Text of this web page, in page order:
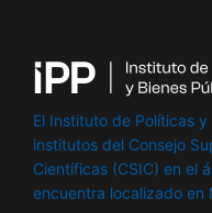
El Instituto de Políticas
institutos del Consejo
Científicas (CSIC) en el
encuentra localizado en